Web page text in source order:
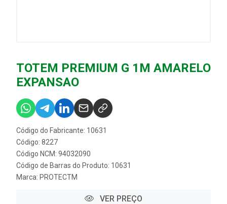
TOTEM PREMIUM G 1M AMARELO
EXPANSAO
Código do Fabricante: 10631
Código: 8227
Código NCM: 94032090
Código de Barras do Produto: 10631
Marca: PROTECTM
VER PREÇO